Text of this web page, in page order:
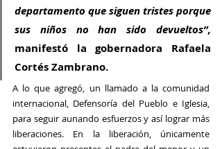
departamento que siguen tristes porque
manifestó la gobernadora Rafaela
Cortés Zambrano.
A lo que agregó, un llamado a la comunidad
internacional, Defensoría del Pueblo e Iglesia,
para seguir aunando esfuerzos y así lograr más
liberaciones. En la liberación, únicamente